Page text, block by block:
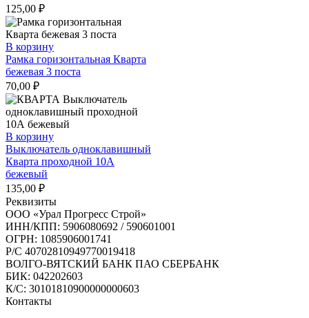
125,00 ₽
В корзину
Рамка горизонтальная Кварта
бежевая 3 поста
70,00 ₽
В корзину
Выключатель одноклавишный
Кварта проходной 10А
бежевый
135,00 ₽
Реквизиты
ООО «Урал Прогресс Строй»
ИНН/КПП: 5906080692 / 590601001
ОГРН: 1085906001741
Р/C 40702810949770019418
ВОЛГО-ВЯТСКИЙ БАНК ПАО СБЕРБАНК
БИК: 042202603
К/С: 30101810900000000603
Контакты